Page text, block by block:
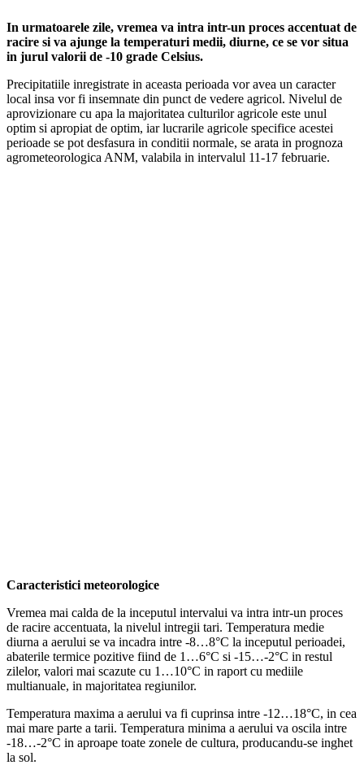
In urmatoarele zile, vremea va intra intr-un proces accentuat de
racire si va ajunge la temperaturi medii, diurne, ce se vor situa
in jurul valorii de -10 grade Celsius.
Precipitatiile inregistrate in aceasta perioada vor avea un caracter
local insa vor fi insemnate din punct de vedere agricol. Nivelul de
aprovizionare cu apa la majoritatea culturilor agricole este unul
optim si apropiat de optim, iar lucrarile agricole specifice acestei
perioade se pot desfasura in conditii normale, se arata in prognoza
agrometeorologica ANM, valabila in intervalul 11-17 februarie.
Caracteristici meteorologice
Vremea mai calda de la inceputul intervalui va intra intr-un proces
de racire accentuata, la nivelul intregii tari. Temperatura medie
diurna a aerului se va incadra intre -8…8°C la inceputul perioadei,
abaterile termice pozitive fiind de 1…6°C si -15…-2°C in restul
zilelor, valori mai scazute cu 1…10°C in raport cu mediile
multianuale, in majoritatea regiunilor.
Temperatura maxima a aerului va fi cuprinsa intre -12…18°C, in cea
mai mare parte a tarii. Temperatura minima a aerului va oscila intre
-18…-2°C in aproape toate zonele de cultura, producandu-se inghet
la sol.